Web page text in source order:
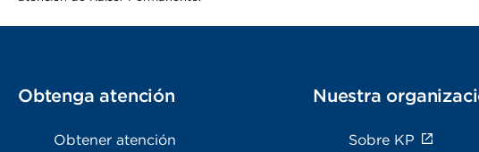
Obtenga atención
Obtener atención
Nuestra
Sobre KP